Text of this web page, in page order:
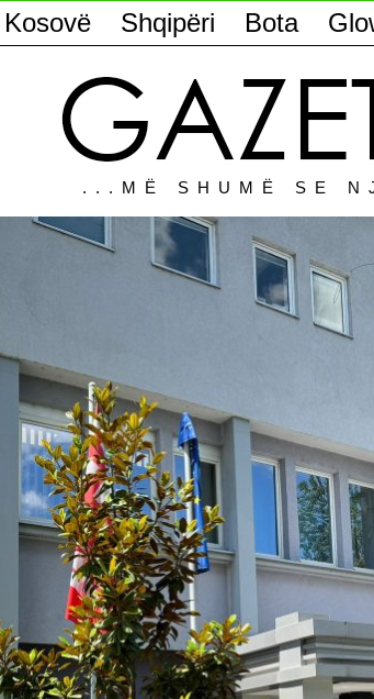
Kosovë Shqipëri Bota
...MË SHUMË SE